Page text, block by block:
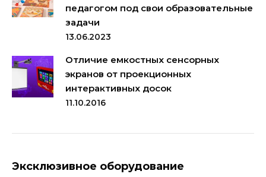
педагогом под свои образовательные
задачи
13.06.2023
Отличие емкостных сенсорных
экранов от проекционных
интерактивных досок
11.10.2016
Эксклюзивное оборудование